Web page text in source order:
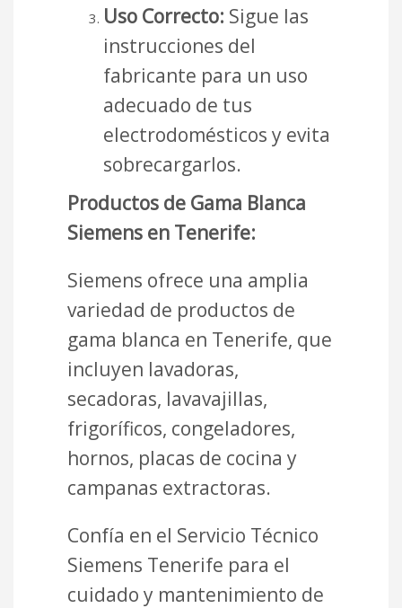
Uso Correcto: Sigue las
instrucciones del
fabricante para un uso
adecuado de tus
electrodomésticos y evita
sobrecargarlos.
Productos de Gama Blanca
Siemens en Tenerife:
Siemens ofrece una amplia
variedad de productos de
gama blanca en Tenerife, que
incluyen lavadoras,
secadoras, lavavajillas,
frigoríficos, congeladores,
hornos, placas de cocina y
campanas extractoras.
Confía en el Servicio Técnico
Siemens Tenerife para el
cuidado y mantenimiento de